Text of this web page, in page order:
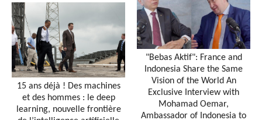
15 ans déjà ! Des machines
et des hommes : le deep
learning, nouvelle frontière
"Bebas Aktif": France and
Indonesia Share the Same
Vision of the World An
Exclusive Interview with
Mohamad Oemar,
Ambassador of Indonesia to